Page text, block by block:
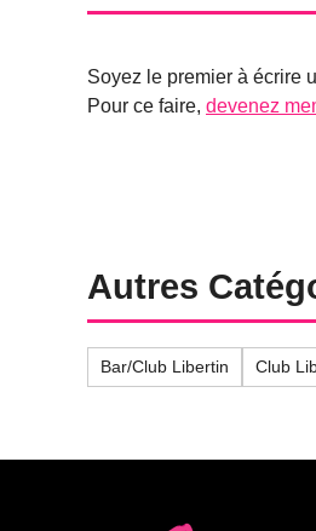
Soyez le premier à écrire
Pour ce faire, devenez
Autres
Bar/Club Libertin Club